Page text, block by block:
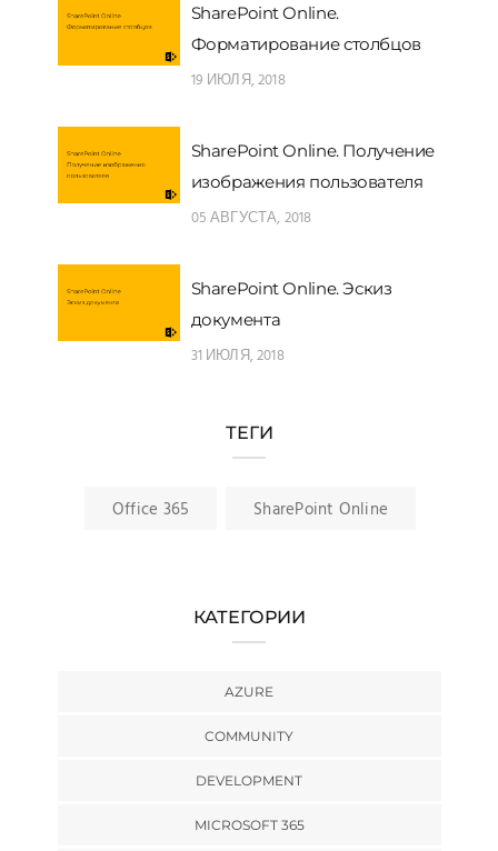
SharePoint Online.
Форматирование столбцов
19 ИЮЛЯ, 2018
SharePoint Online. Получение
изображения пользователя
05 АВГУСТА, 2018
SharePoint Online. Эскиз
документа
31 ИЮЛЯ, 2018
ТЕГИ
Office 365 SharePoint Online
КАТЕГОРИИ
AZURE
COMMUNITY
DEVELOPMENT
MICROSOFT 365